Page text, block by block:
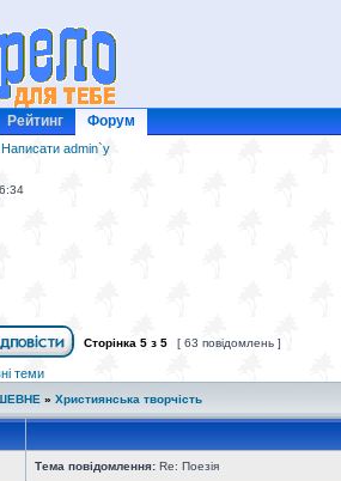
Рейтинг Форум
Написати admin`у
Сторінка 5 з 5 [ 63 повідомлень ]
теми
» Християнська творчість
Тема повідомлення: Re: Поезія